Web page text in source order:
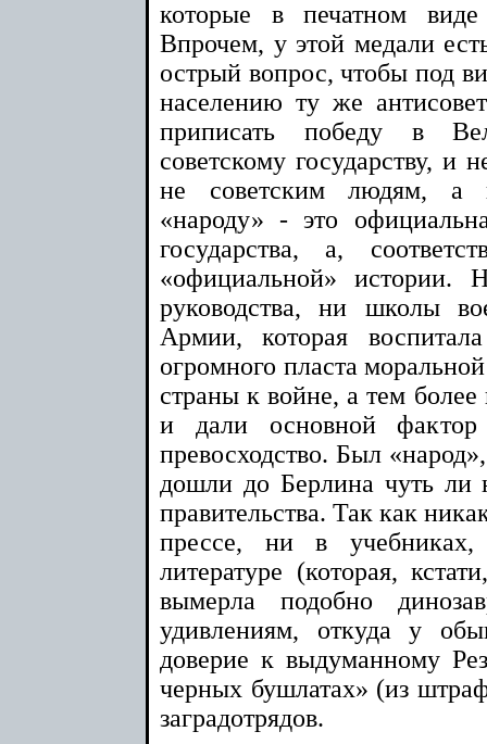
которые в печатном
Впрочем, у этой медали
острый вопрос, чтобы под
населению ту же
приписать победу в
советскому государству, и
не советским людям, а
«народу» - это
государства, а,
«официальной» истории.
руководства, ни школы
Армии, которая
огромного пласта
страны к войне, а тем
и дали основной
превосходство. Был
дошли до Берлина чуть ли
правительства. Так как
прессе, ни в
литературе (которая,
вымерла подобно
удивлениям, откуда у
доверие к выдуманному
черных бушлатах» (из
заградотрядов.